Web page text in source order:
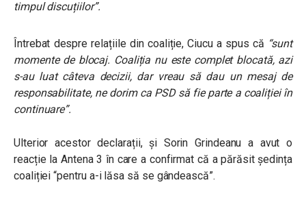
timpul discuțiilor”.
Întrebat despre relațiile din coaliție, Ciucu a spus că “sunt
momente de blocaj. Coaliția nu este complet blocată, azi
s-au luat câteva decizii, dar vreau să dau un mesaj de
responsabilitate, ne dorim ca PSD să fie parte a coaliției în
continuare”.
Ulterior acestor declarații, și Sorin Grindeanu a avut o
reacție la Antena 3 în care a confirmat că a părăsit ședința
coaliției “pentru a-i lăsa să se gândească”.